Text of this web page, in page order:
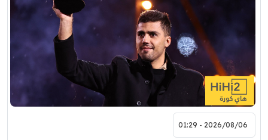
2026/08/06 - 01:29